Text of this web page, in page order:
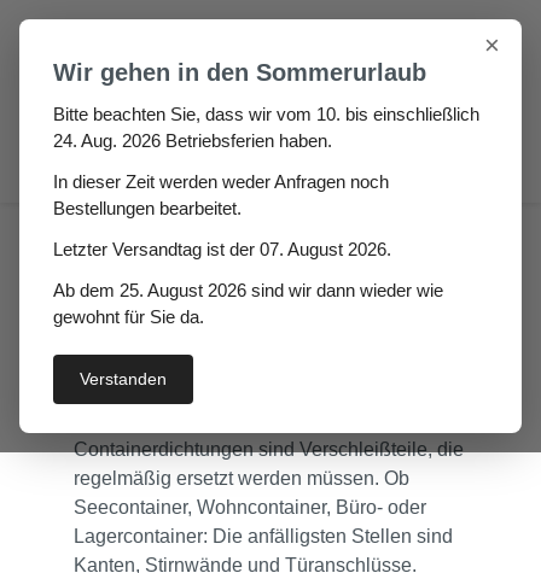
Zum Hauptinhalt springen
Container Container profile
Container Profile –
langlebige Dichtungen
für Container
Containerdichtungen sind Verschleißteile, die
regelmäßig ersetzt werden müssen. Ob
Seecontainer, Wohncontainer, Büro- oder
Lagercontainer: Die anfälligsten Stellen sind
Kanten, Stirnwände und Türanschlüsse.
×
Wir gehen in den Sommerurlaub
Bitte beachten Sie, dass wir vom 10. bis einschließlich
24. Aug. 2026 Betriebsferien haben.
In dieser Zeit werden weder Anfragen noch
Bestellungen bearbeitet.
Letzter Versandtag ist der 07. August 2026.
Ab dem 25. August 2026 sind wir dann wieder wie
gewohnt für Sie da.
Verstanden